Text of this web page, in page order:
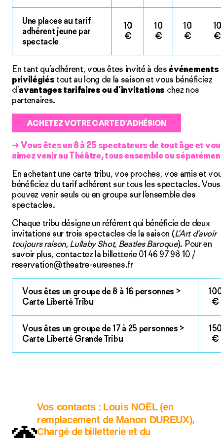
Une places au tarif
adhérent jeune par
spectacle
10
€
10
€
10
€
€
En tant qu’adhérent, vous êtes invité à desévénements
privilégiés tout au long de la saison et vous bénéficiez
d’avantages tarifaires ou d’invitations chez nos
partenaires.
ACHETEZ VOTRE CARTE D’ADHÉSION
➜Vous êtes un 8 à 25 spectateurs de tout âge et
aimez venir au Théâtre, tous ensemble ou
En achetant une carte tribu, vos proches, vos amis et
bénéficiez du tarif adhérent sur tous les spectacles. Vous
pouvez venir seuls ou en groupe sur l’ensemble des
spectacles.
Chaque tribu désigne un référent qui bénéficie de deux
invitations sur trois spectacles de la saison (L’Art d’avoir
toujours raison, Lullaby Shot, Beatles Baroque). Pour en
savoir plus, contactez la billetterie 01 46 97 98 10 /
reservation@theatre-suresnes.fr
Vous êtes un groupe de 8 à 16 personnes >
Carte Liberté Tribu
€
Vous êtes un groupe de 17 à 25 personnes >
Carte Liberté Grande Tribu
€
Vos contacts : Louis NOËL(en
remplacement de Manon DUREUX),
Chargé de billetterie et du